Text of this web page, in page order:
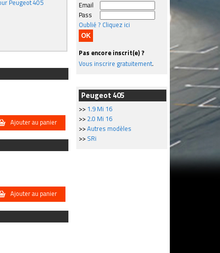
Peugeot 405
Ajouter au panier
Ajouter au panier
Email
Pass
Oublié ? Cliquez ici
Pas encore inscrit(e) ?
Vous inscrire gratuitement.
Peugeot 405
>> 1.9 Mi 16
>> 2.0 Mi 16
>>Autres modèles
>> SRi